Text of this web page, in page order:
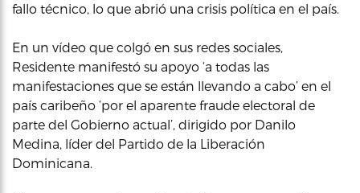
fallo técnico, lo que abrió una crisis política en el país.
En un vídeo que colgó en sus redes sociales,
Residente manifestó su apoyo ‘a todas las
manifestaciones que se están llevando a cabo’ en el
país caribeño ‘por el aparente fraude electoral de
parte del Gobierno actual’, dirigido por Danilo
Medina, líder del Partido de la Liberación
Dominicana.